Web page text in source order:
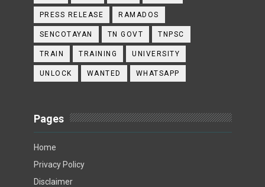
PRESS RELEASE RAMADOS
SENCOTAYAN TN GOVT TNPSC
TRAIN TRAINING UNIVERSITY
UNLOCK WANTED WHATSAPP
Pages
Home
Privacy Policy
Disclaimer